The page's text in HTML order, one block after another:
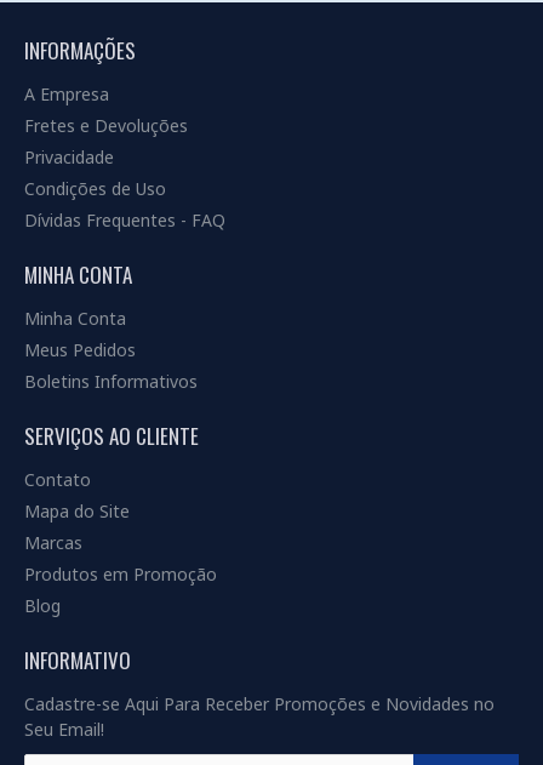
INFORMAÇÕES
A Empresa
Fretes e Devoluções
Privacidade
Condições de Uso
Dívidas Frequentes - FAQ
MINHA CONTA
Minha Conta
Meus Pedidos
Boletins Informativos
SERVIÇOS AO CLIENTE
Contato
Mapa do Site
Marcas
Produtos em Promoção
Blog
INFORMATIVO
Cadastre-se Aqui Para Receber Promoções e Novidades no
Seu Email!